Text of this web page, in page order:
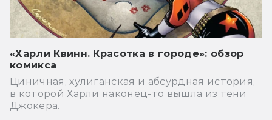
«Харли Квинн. Красотка в городе»: обзор
комикса
Циничная, хулиганская и абсурдная история,
в которой Харли наконец-то вышла из тени
Джокера.